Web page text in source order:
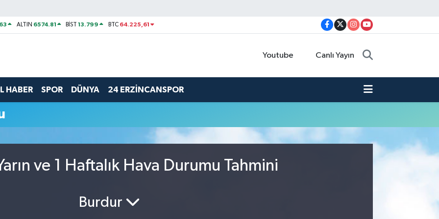
ALTIN 6574.81 BİST13.799 BTC 64.225,61
Youtube Canlı Yayın
HABER SPOR DÜNYA 24 ERZİNCANSPOR
ve 1 Haftalık Hava Durumu Tahmini
Burdur